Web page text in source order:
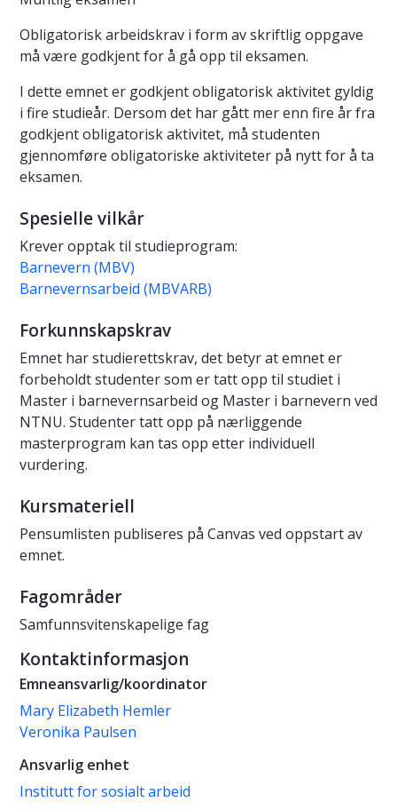
Obligatorisk arbeidskrav i form av skriftlig oppgave
må være godkjent for å gå opp til eksamen.
I dette emnet er godkjent obligatorisk aktivitet gyldig
i fire studieår. Dersom det har gått mer enn fire år fra
godkjent obligatorisk aktivitet, må studenten
gjennomføre obligatoriske aktiviteter på nytt for å ta
eksamen.
Spesielle vilkår
Krever opptak til studieprogram:
Barnevern (MBV)
Barnevernsarbeid (MBVARB)
Forkunnskapskrav
Emnet har studierettskrav, det betyr at emnet er
forbeholdt studenter som er tatt opp til studiet i
Master i barnevernsarbeid og Master i barnevern ved
NTNU. Studenter tatt opp på nærliggende
masterprogram kan tas opp etter individuell
vurdering.
Kursmateriell
Pensumlisten publiseres på Canvas ved oppstart av
emnet.
Fagområder
Samfunnsvitenskapelige fag
Kontaktinformasjon
Emneansvarlig/koordinator
Mary Elizabeth Hemler
Veronika Paulsen
Ansvarlig enhet
Institutt for sosialt arbeid